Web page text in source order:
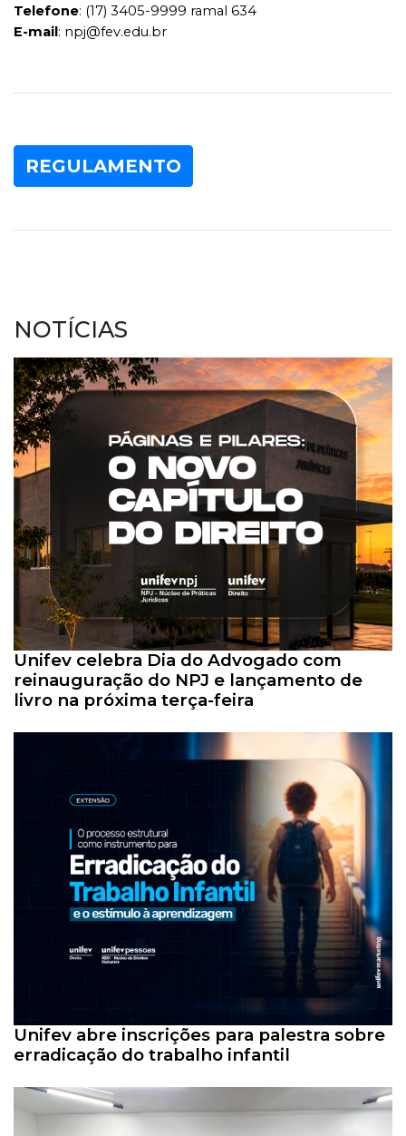
Telefone: (17) 3405-9999 ramal 634
E-mail: npj@fev.edu.br
REGULAMENTO
NOTÍCIAS
Unifev celebra Dia do Advogado com
reinauguração do NPJ e lançamento de
livro na próxima terça-feira
Unifev abre inscrições para palestra sobre
erradicação do trabalho infantil